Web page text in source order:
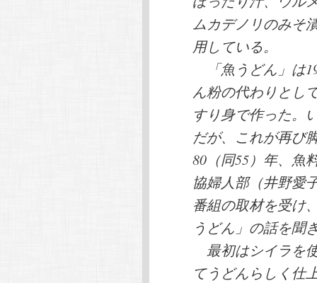
ムカデノリのみそ
用している。
「魚うどん」は
ん粉の代わりとし
すり身で作った。
だが、これが再び
80（同55）年、魚
協婦人部（井野愛
番組の取材を受け
うどん」の話を聞
最初はシイラを
てうどんらしく仕